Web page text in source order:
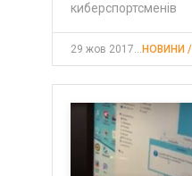
киберспортсменів
29 жов 2017, 13:02 НОВИНИ